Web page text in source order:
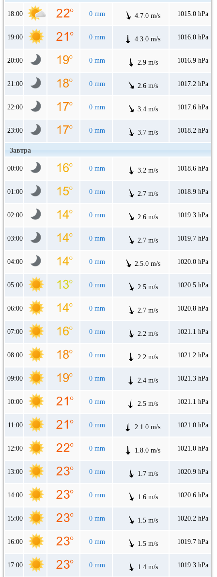
18:00 0 mm 4.7.0 m/s 1015.0 hPa
19:00 0 mm 4.3.0 m/s 1016.0 hPa
20:00 0 mm 2.9 m/s 1016.9 hPa
21:00 0 mm 2.6 m/s 1017.2 hPa
22:00 0 mm 3.4 m/s 1017.6 hPa
23:00 0 mm 3.7 m/s 1018.2 hPa
Завтра
00:00 0 mm 3.2 m/s 1018.6 hPa
01:00 0 mm 2.7 m/s 1018.9 hPa
02:00 0 mm 2.6 m/s 1019.3 hPa
03:00 0 mm 2.7 m/s 1019.7 hPa
04:00 0 mm 2.5.0 m/s 1020.0 hPa
05:00 0 mm 2.5 m/s 1020.5 hPa
06:00 0 mm 2.7 m/s 1020.8 hPa
07:00 0 mm 2.2 m/s 1021.1 hPa
08:00 0 mm 2.2 m/s 1021.2 hPa
09:00 0 mm 2.4 m/s 1021.3 hPa
10:00 0 mm 2.5 m/s 1021.1 hPa
11:00 0 mm 2.1.0 m/s 1021.0 hPa
12:00 0 mm 1.8.0 m/s 1021.0 hPa
13:00 0 mm 1.7 m/s 1020.9 hPa
14:00 0 mm 1.6 m/s 1020.6 hPa
15:00 0 mm 1.5 m/s 1020.2 hPa
16:00 0 mm 1.5 m/s 1019.7 hPa
17:00 0 mm 1.4 m/s 1019.3 hPa